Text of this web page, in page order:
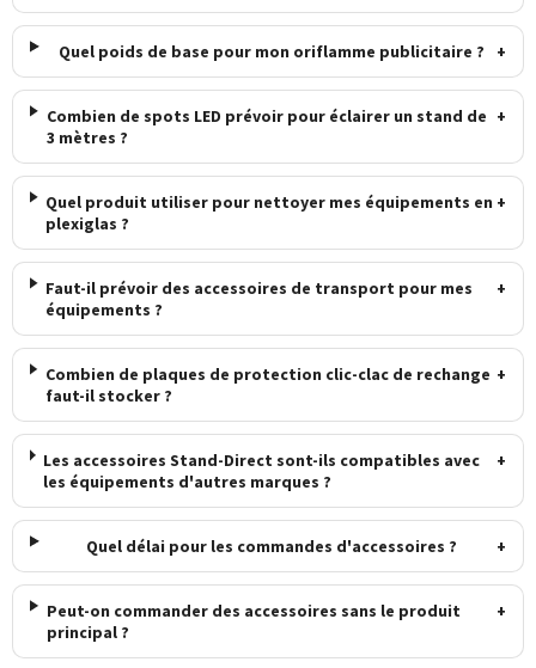
Quel poids de base pour mon oriflamme publicitaire ? +
Combien de spots LED prévoir pour éclairer un stand de
3 mètres ?
+
Quel produit utiliser pour nettoyer mes équipements en
plexiglas ?
+
Faut-il prévoir des accessoires de transport pour mes
équipements ?
+
Combien de plaques de protection clic-clac de rechange
faut-il stocker ?
+
Les accessoires Stand-Direct sont-ils compatibles avec
les équipements d'autres marques ?
+
Quel délai pour les commandes d'accessoires ? +
Peut-on commander des accessoires sans le produit
principal ?
+